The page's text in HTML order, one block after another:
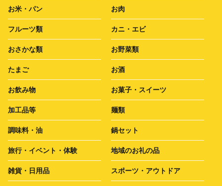
お米・パン お肉
フルーツ類 カニ・エビ
おさかな類 お野菜類
たまご お酒
お飲み物 お菓子・スイーツ
加工品等 麺類
調味料・油 鍋セット
旅行・イベント・体験 地域のお礼の品
雑貨・日用品 スポーツ・アウトドア